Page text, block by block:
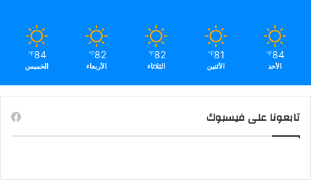
84
℉
الأحد
81
℉
الأثنين
82
℉
الثلاثاء
82
℉
الأربعاء
84
℉
الخميس
تابعونا على فيسبوك